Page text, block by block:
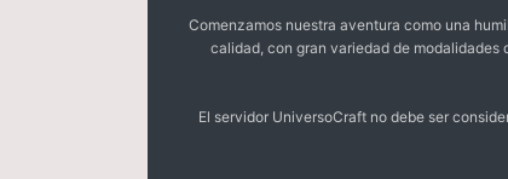
Comenzamos nuestra aventura como una
calidad, con gran variedad de modalidades
El servidor UniversoCraft no debe ser